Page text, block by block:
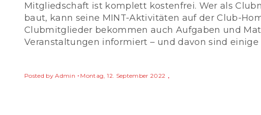
Mitgliedschaft ist komplett kostenfrei. Wer als
baut, kann seine MINT-Aktivitäten auf der Club-
Clubmitglieder bekommen auch Aufgaben und
Veranstaltungen informiert – und davon sind
Posted byAdmin Montag, 12. September 2022